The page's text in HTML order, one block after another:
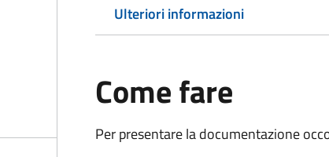
Ulteriori informazioni
Come fare
Per presentare la documentazione